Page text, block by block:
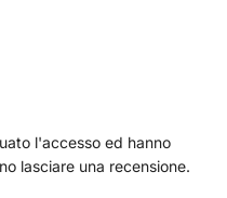
l'accesso ed hanno
lasciare una recensione.